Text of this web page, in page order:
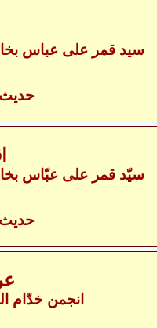
- سید قمر علی عباس
-
- سیّد قمر علی عبّاس
-